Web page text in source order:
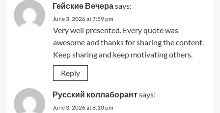
Гейские Вечера says:
June 3, 2026 at 7:59 pm
Very well presented. Every quote was
awesome and thanks for sharing the content.
Keep sharing and keep motivating others.
Reply
Русский коллаборантsays:
June 3, 2026 at 8:10 pm